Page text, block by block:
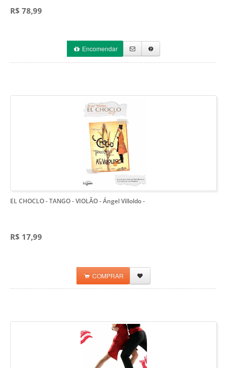
R$ 78,99
Encomendar
EL CHOCLO - TANGO - VIOLÃO - Ángel Villoldo-
R$ 17,99
COMPRAR